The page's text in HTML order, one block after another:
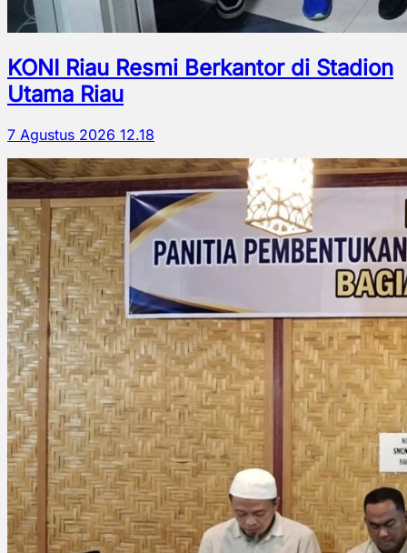
KONI Riau Resmi Berkantor di Stadion
Utama Riau
7 Agustus 2026 12.18